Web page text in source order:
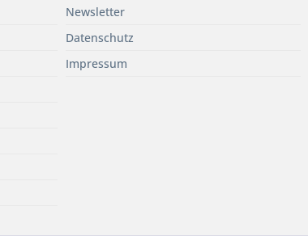
Newsletter
Datenschutz
Impressum